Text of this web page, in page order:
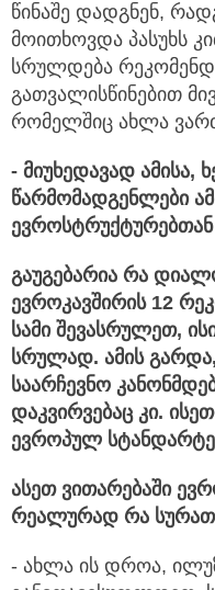
წინაშე დადგნენ,
მოითხოვდა პასუხს
სრულდება
გათვალისწინებით
რომელშიც ახლა
- მიუხედავად ამისა,
წარმომადგენლები
გაუგებარია რა
ევროკავშირის 12
სამი შევასრულეთ,
სრულად. ამის
საარჩევნო
დაკვირვებაც კი.
ევროპულ
ასეთ ვითარებაში
რეალურად რა
- ახლა ის დროა,